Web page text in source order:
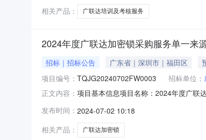
相关产品：
广联达培训及考核服务
2024年度广联达加密锁采购服务单一来
招标｜招标公告 广东省｜深圳市｜福田区
项目编号： TQJG20240702FW0003 招标单位：
正文内容： 项目基本信息项目名称：2024年度广联
磊琪采购人联系电话：18579823827标
发布时间： 2024-07-02 10:18
相关产品：
广联达加密锁